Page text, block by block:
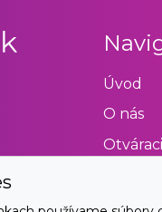
Úvod
O nás